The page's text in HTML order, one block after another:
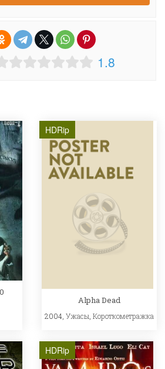
1.8
HDRip
Alpha Dead
2004,Ужасы ,Короткометражка
HDRip